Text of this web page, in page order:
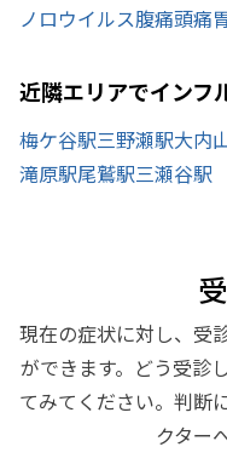
ノロウイルス腹痛頭痛
近隣エリアでインフ
梅ケ谷駅三野瀬駅大内
滝原駅尾鷲駅三瀬谷駅
現在の症状に対し、受
ができます。どう受診
てみてください。判断
クター